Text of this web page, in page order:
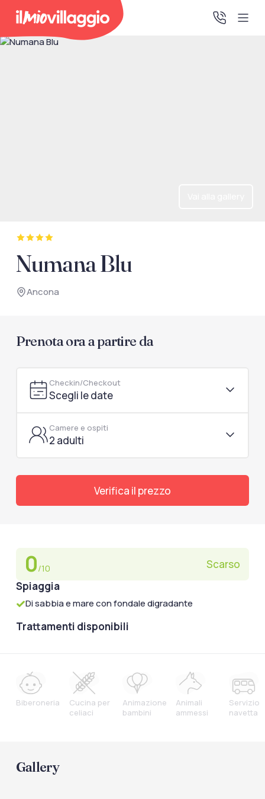
Accedi alla tua area riservata per vedere i tuoi preventivi
e le tue pratiche, gestire i pagamenti e scaricare i tuoi
documenti di viaggio.
Numana Blu
Ancona
Prenota ora a partire da
Checkin/Checkout
Scegli le date
Camere e ospiti
2 adulti
Verifica il prezzo
0/10
Scarso
Spiaggia
Di sabbia e mare con fondale digradante
Trattamenti disponibili
Biberoneria
Cucina per
celiaci
Animazione
bambini
Animali
ammessi
Servizio
navetta
Gallery